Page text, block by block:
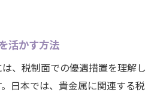
活かす方法
、税制面での優遇措置を理解し
日本では、貴金属に関連する税